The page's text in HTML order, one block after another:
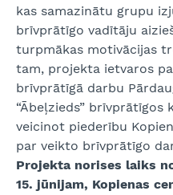
kas samazinātu grupu
brīvprātīgo vadītāju
turpmākas motivācijas
tam, projekta ietvaros
brīvprātīgā darbu
“Ābeļzieds” brīvprātīgos
veicinot piederību
par veikto brīvprātīgo
Projekta norises laiks
15. jūnijam, Kopienas